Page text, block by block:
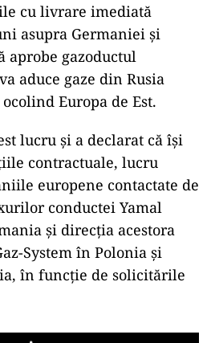
cu livrare imediată
asupra Germaniei și
aprobe gazoductul
aduce gaze din Rusia
Europa de Est.
lucru și a declarat că își
contractuale, lucru
europene contactate de
conductei Yamal
și direcția acestora
System în Polonia și
în funcție de solicitările